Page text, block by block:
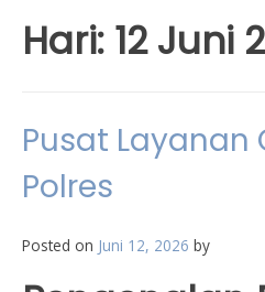
Hari: 12 Juni
Pusat Layanan
Polres
Posted on Juni 12, 2026 by